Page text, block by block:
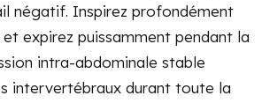
négatif. Inspirez profondément
expirez puissamment pendant la
intra-abdominale stable
intervertébraux durant toute la